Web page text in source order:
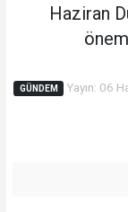
Haziran
GÜNDEM
Yayın: 06